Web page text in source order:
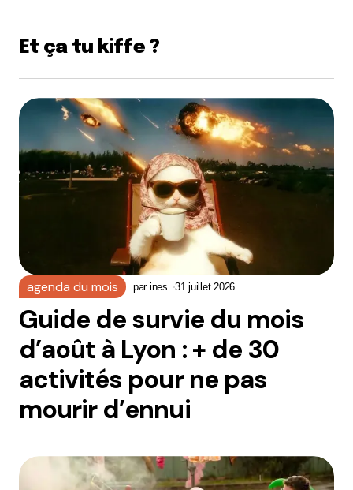
Et ça tu kiffe ?
agenda du mois par ines 31 juillet 2026
Guide de survie du mois
d’août à Lyon : + de 30
activités pour ne pas
mourir d’ennui